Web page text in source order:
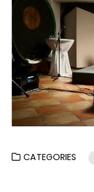
CATEGORIES